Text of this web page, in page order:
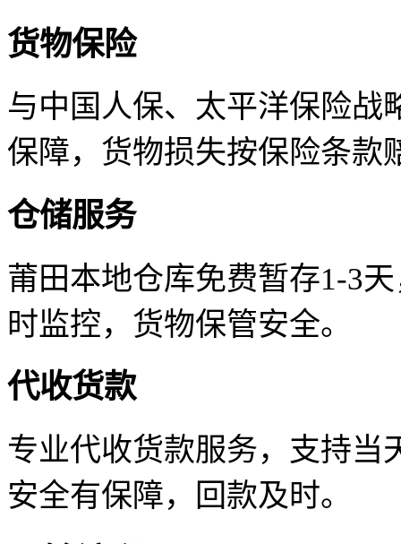
货物保险
与中国人保、太平洋保险战
保障，货物损失按保险条款
仓储服务
莆田本地仓库免费暂存1-3
时监控，货物保管安全。
代收货款
专业代收货款服务，支持当
安全有保障，回款及时。